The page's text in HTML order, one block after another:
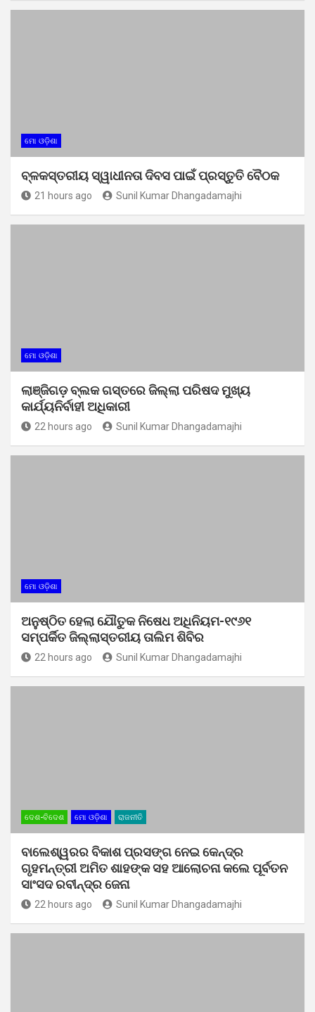
ମୋ ଓଡ଼ିଶା
ବ୍ଳକସ୍ତରୀୟ ସ୍ୱାଧୀନତା ଦିବସ ପାଇଁ ପ୍ରସ୍ତୁତି ବୈଠକ
21 hours ago Sunil Kumar Dhangadamajhi
ମୋ ଓଡ଼ିଶା
ଲାଞ୍ଜିଗଡ଼ ବ୍ଲକ ଗସ୍ତରେ ଜିଲ୍ଲା ପରିଷଦ ମୁଖ୍ୟ
କାର୍ଯ୍ୟନିର୍ବାହୀ ଅଧିକାରୀ
22 hours ago Sunil Kumar Dhangadamajhi
ମୋ ଓଡ଼ିଶା
ଅନୁଷ୍ଠିତ ହେଲା ଯୌତୁକ ନିଷେଧ ଅଧିନିୟମ-୧୯୬୧
ସମ୍ପର୍କିତ ଜିଲ୍ଲାସ୍ତରୀୟ ତାଲିମ ଶିବିର
22 hours ago Sunil Kumar Dhangadamajhi
ଦେଶ-ବିଦେଶ ମୋ ଓଡ଼ିଶା ରାଜନୀତି
ବାଲେଶ୍ୱରର ବିକାଶ ପ୍ରସଙ୍ଗ ନେଇ କେନ୍ଦ୍ର
ଗୃହମନ୍ତ୍ରୀ ଅମିତ ଶାହଙ୍କ ସହ ଆଲୋଚନା କଲେ ପୂର୍ବତନ
ସାଂସଦ ରବୀନ୍ଦ୍ର ଜେନା
22 hours ago Sunil Kumar Dhangadamajhi